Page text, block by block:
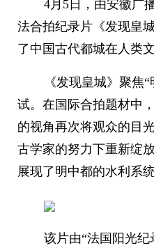
4月5日，由安徽广
法合拍纪录片《发现皇
了中国古代都城在人类
《发现皇城》聚
试。在国际合拍题材中
的视角再次将观众的目
古学家的努力下重新绽
展现了明中都的水利系
该片由“法国阳光纪